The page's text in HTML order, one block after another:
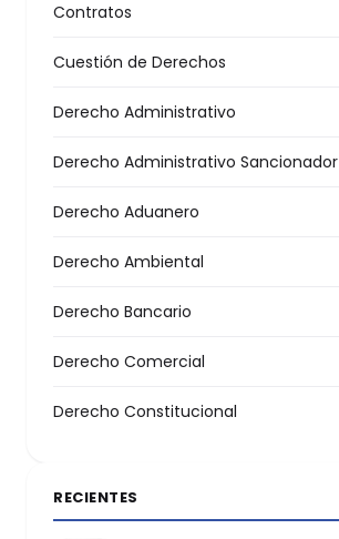
Contratos
Cuestión de Derechos
Derecho Administrativo
Derecho Administrativo Sancionador
Derecho Aduanero
Derecho Ambiental
Derecho Bancario
Derecho Comercial
Derecho Constitucional
RECIENTES